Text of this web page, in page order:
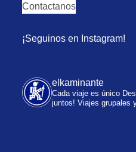
Contactanos
¡Seguinos en Instagram!
elkaminante
Cada viaje es único
juntos! Viajes grupales